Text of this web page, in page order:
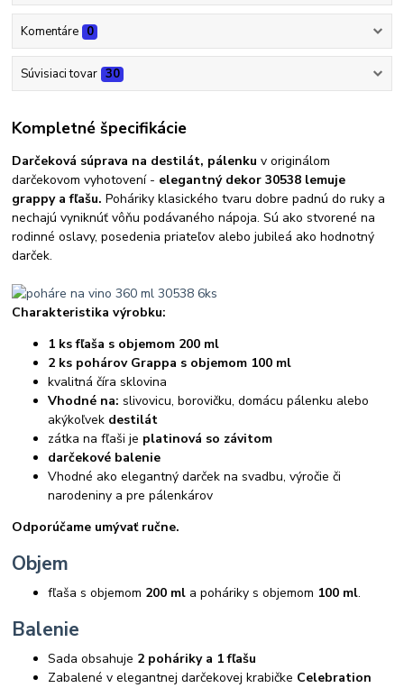
Komentáre 0
Súvisiaci tovar 30
Kompletné špecifikácie
Darčeková súprava na destilát, pálenkuv originálom
darčekovom vyhotovení - elegantný dekor 30538 lemuje
grappy a fľašu. Poháriky klasického tvaru dobre padnú do ruky a
nechajú vyniknúť vôňu podávaného nápoja. Sú ako stvorené na
rodinné oslavy, posedenia priateľov alebo jubileá ako hodnotný
darček.
Charakteristika výrobku:
1 ks fľaša s objemom 200 ml
2 ks pohárov Grappa s objemom 100 ml
kvalitná číra sklovina
Vhodné na: slivovicu, borovičku, domácu pálenku alebo
akýkoľvek destilát
zátka na fľaši je platinová so závitom
darčekové balenie
Vhodné ako elegantný darček na svadbu, výročie či
narodeniny a pre pálenkárov
Odporúčame umývať ručne.
Objem
fľaša s objemom 200 ml a poháriky s objemom 100 ml.
Balenie
Sada obsahuje 2 poháriky a 1 fľašu
Zabalené v elegantnej darčekovej krabičke Celebration